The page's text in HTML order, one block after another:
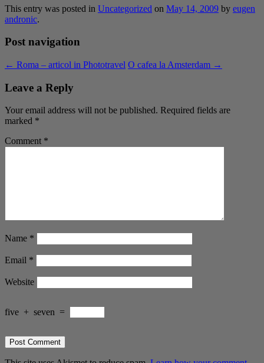
This entry was posted in Uncategorized on May 14, 2009 by eugen
andronic.
Post navigation
← Roma – articol in Phototravel O cafea la Amsterdam →
Leave a Reply
Your email address will not be published. Required fields are
marked *
Comment *
Name *
Email *
Website
five + seven =